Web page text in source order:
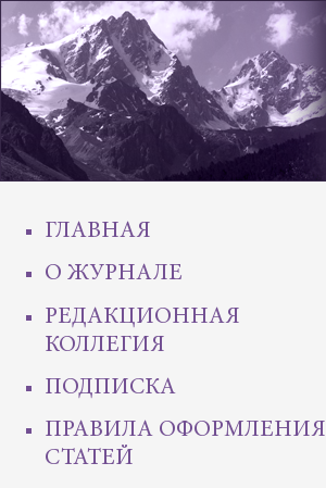
ГЛАВНАЯ
О ЖУРНАЛЕ
РЕДАКЦИОННАЯ
КОЛЛЕГИЯ
ПОДПИСКА
ПРАВИЛА ОФОРМЛЕНИЯ
СТАТЕЙ